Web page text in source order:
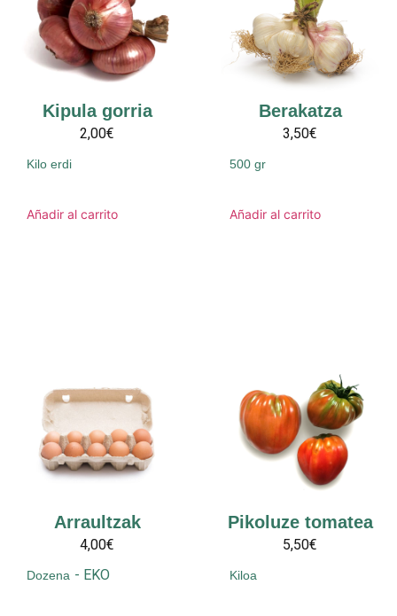
Kipula gorria
2,00€
Kilo erdi
Añadir al carrito
Berakatza
3,50€
500 gr
Añadir al carrito
Arraultzak
4,00€
Dozena - EKO
Pikoluze tomatea
5,50€
Kiloa